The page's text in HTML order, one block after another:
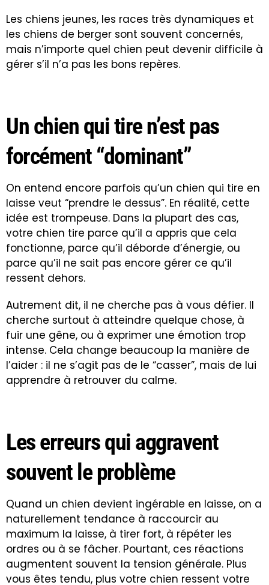
Les chiens jeunes, les races très dynamiques et
les chiens de berger sont souvent concernés,
mais n’importe quel chien peut devenir difficile à
gérer s’il n’a pas les bons repères.
Un chien qui tire n’est pas
forcément “dominant”
On entend encore parfois qu’un chien qui tire en
laisse veut “prendre le dessus”. En réalité, cette
idée est trompeuse. Dans la plupart des cas,
votre chien tire parce qu’il a appris que cela
fonctionne, parce qu’il déborde d’énergie, ou
parce qu’il ne sait pas encore gérer ce qu’il
ressent dehors.
Autrement dit, il ne cherche pas à vous défier. Il
cherche surtout à atteindre quelque chose, à
fuir une gêne, ou à exprimer une émotion trop
intense. Cela change beaucoup la manière de
l’aider : il ne s’agit pas de le “casser”, mais de lui
apprendre à retrouver du calme.
Les erreurs qui aggravent
souvent le problème
Quand un chien devient ingérable en laisse, on a
naturellement tendance à raccourcir au
maximum la laisse, à tirer fort, à répéter les
ordres ou à se fâcher. Pourtant, ces réactions
augmentent souvent la tension générale. Plus
vous êtes tendu, plus votre chien ressent votre